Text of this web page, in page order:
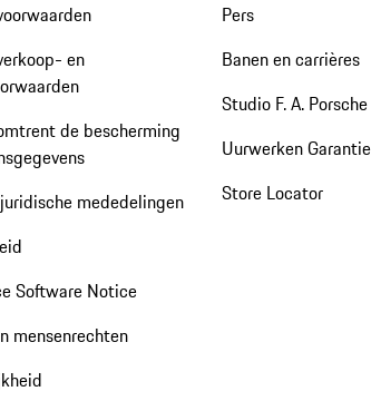
en
de bescherming
mededelingen
Software Notice
mensenrechten
Pers
Banen en carrières
Studio F. A. Porsche
Uurwerken
Store Locator